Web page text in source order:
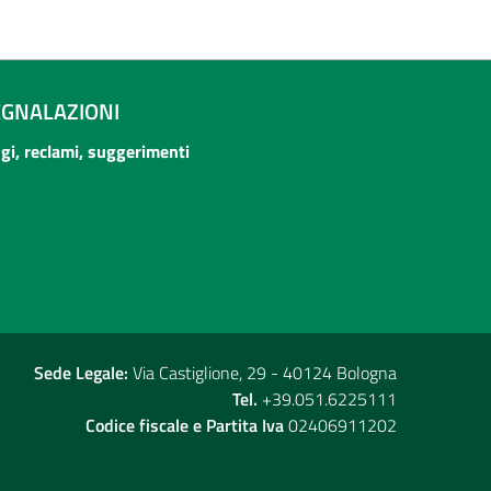
reclami, suggerimenti
Sede Legale: Via Castiglione, 29 - 40124 Bologna
Tel. +39.051.6225111
Codice fiscale e Partita Iva02406911202